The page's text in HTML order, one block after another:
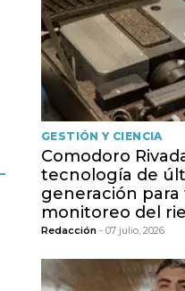
GESTIÓN Y CIENCIA
Comodoro
tecnología de
generación para
monitoreo del
Redacción - 07 julio, 2026